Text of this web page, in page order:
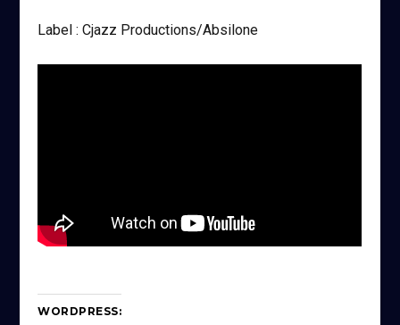
Label : Cjazz Productions/Absilone
WORDPRESS: